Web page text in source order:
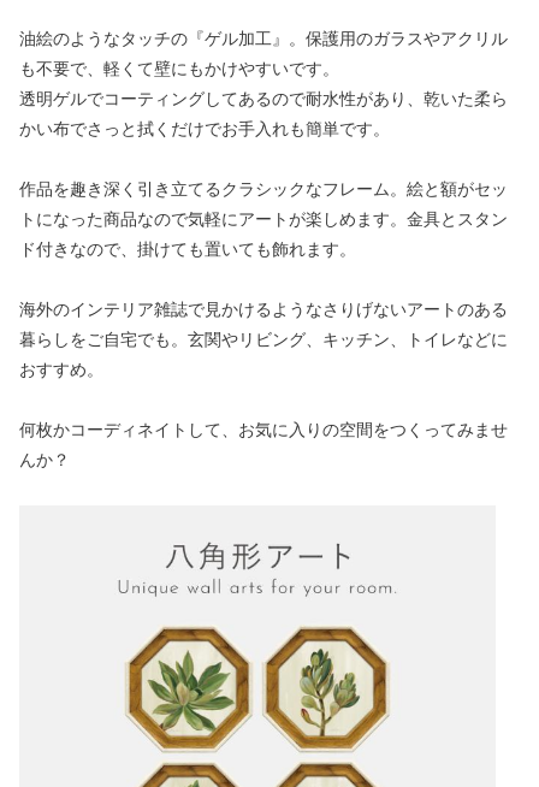
油絵のようなタッチの『ゲル加工』。保護用のガラスやアクリル
も不要で、軽くて壁にもかけやすいです。
透明ゲルでコーティングしてあるので耐水性があり、乾いた柔ら
かい布でさっと拭くだけでお手入れも簡単です。
作品を趣き深く引き立てるクラシックなフレーム。絵と額がセッ
トになった商品なので気軽にアートが楽しめます。金具とスタン
ド付きなので、掛けても置いても飾れます。
海外のインテリア雑誌で見かけるようなさりげないアートのある
暮らしをご自宅でも。玄関やリビング、キッチン、トイレなどに
おすすめ。
何枚かコーディネイトして、お気に入りの空間をつくってみませ
んか？